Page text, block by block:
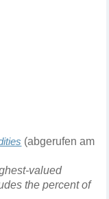
(abgerufen am
valued
the percent of